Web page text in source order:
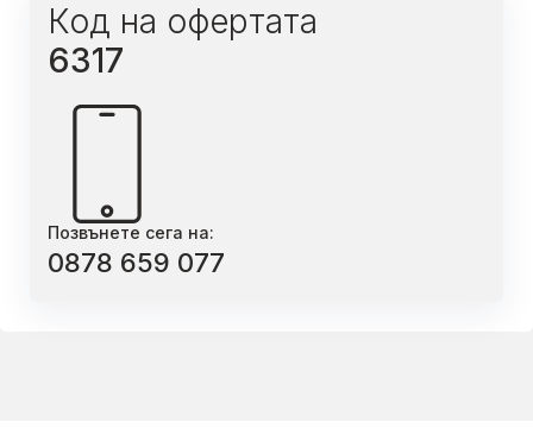
Код на офертата
6317
Позвънете сега на:
0878 659 077